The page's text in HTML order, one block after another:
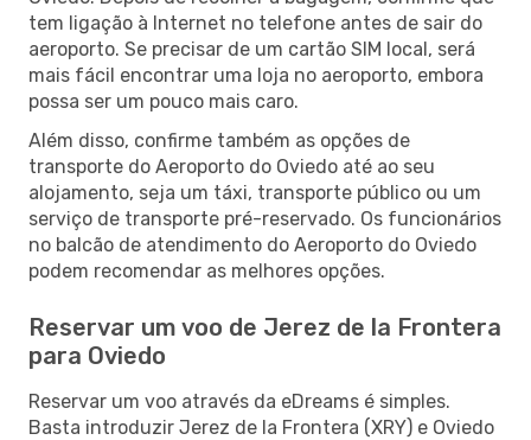
tem ligação à Internet no telefone antes de sair do
aeroporto. Se precisar de um cartão SIM local, será
mais fácil encontrar uma loja no aeroporto, embora
possa ser um pouco mais caro.
Além disso, confirme também as opções de
transporte do Aeroporto do Oviedo até ao seu
alojamento, seja um táxi, transporte público ou um
serviço de transporte pré-reservado. Os funcionários
no balcão de atendimento do Aeroporto do Oviedo
podem recomendar as melhores opções.
Reservar um voo de Jerez de la Frontera
para Oviedo
Reservar um voo através da eDreams é simples.
Basta introduzir Jerez de la Frontera (XRY) e Oviedo